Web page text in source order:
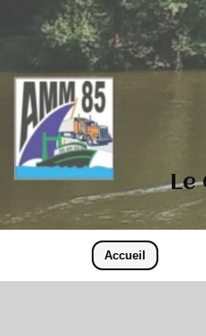
contenu
Le
Accueil